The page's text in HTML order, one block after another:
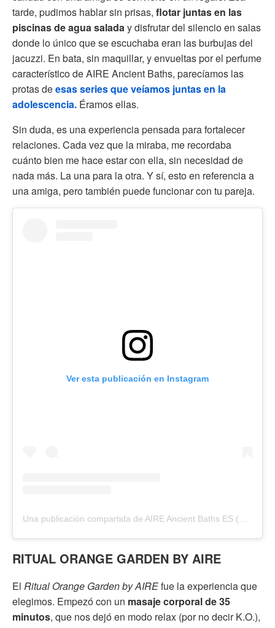
tarde, pudimos hablar sin prisas, flotar juntas en las
piscinas de agua saladay disfrutar del silencio en salas
donde lo único que se escuchaba eran las burbujas del
jacuzzi. En bata, sin maquillar, y envueltas por el perfume
característico de AIRE Ancient Baths, parecíamos las
protas deesas series que veíamos juntas en la
adolescencia. Éramos ellas.
Sin duda, es una experiencia pensada para fortalecer
relaciones. Cada vez que la miraba, me recordaba
cuánto bien me hace estar con ella, sin necesidad de
nada más. La una para la otra. Y sí, esto en referencia a
una amiga, pero también puede funcionar con tu pareja.
Ver esta publicación en Instagram
RITUAL ORANGE GARDEN BY AIRE
El Ritual Orange Garden by AIREfue la experiencia que
elegimos. Empezó con un masaje corporal de 35
minutos, que nos dejó en modo relax (por no decir K.O.),